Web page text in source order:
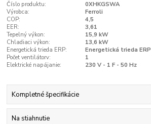
Číslo produktu:
0XHKGSWA
Výrobca:
Ferroli
COP:
4,5
EER:
3,61
Tepelný výkon:
15,9 kW
Chladiaci výkon:
13,6 kW
Energetická trieda ERP:
Energetická trieda ERP
Počet ventilátorv:
1
Elektrické napájanie:
230 V - 1 F - 50 Hz
Kompletné špecifikácie
Na stiahnutie